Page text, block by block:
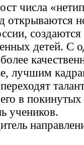
числа
открываются
создаются
детей. С
лучшим
в
учеников.